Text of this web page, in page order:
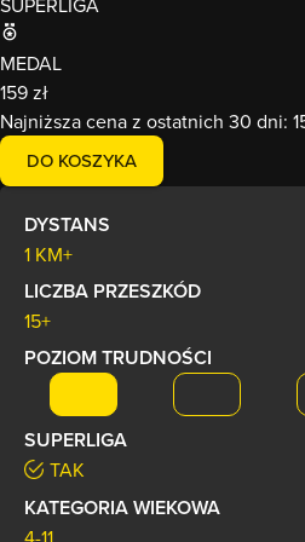
MEDAL
159 zł
Najniższa cena z ostatnich 30 dni:
DO KOSZYKA
DYSTANS
1 KM+
LICZBA PRZESZKÓD
15+
POZIOM TRUDNOŚCI
SUPERLIGA
TAK
KATEGORIA WIEKOWA